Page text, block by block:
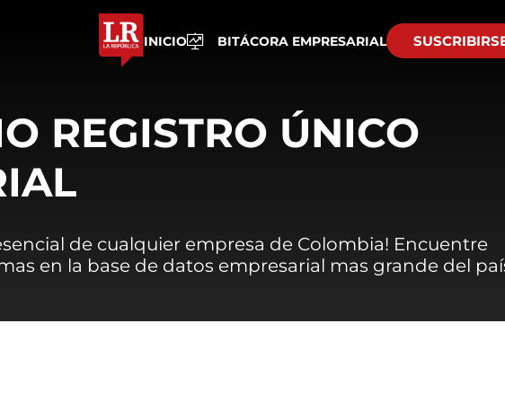
INICIO BITÁCORA EMPRESARIAL
REGISTRO ÚNICO
de cualquier empresa de Colombia! Encuentre
en la base de datos empresarial mas grande del